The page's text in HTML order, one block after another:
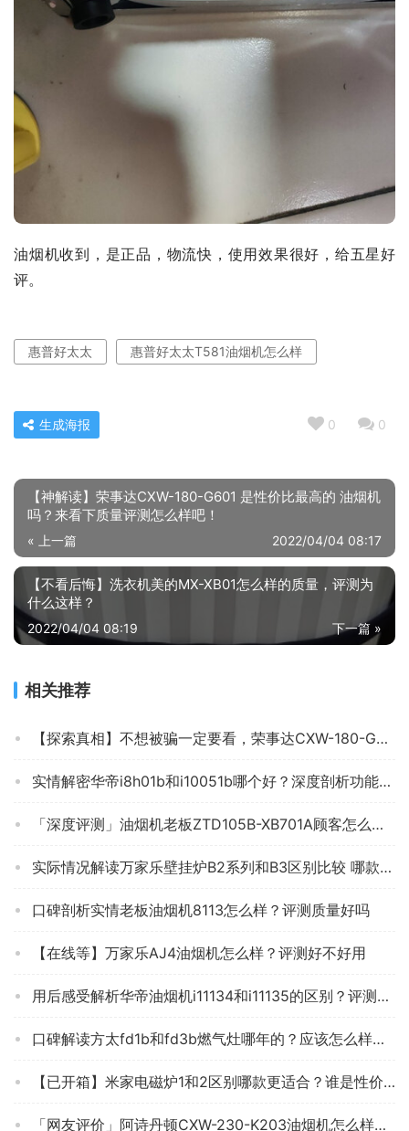
油烟机收到，是正品，物流快，使用效果很好，给五星好
评。
惠普好太太 惠普好太太T581油烟机怎么样
0 0
生成海报
【神解读】荣事达CXW-180-G601 是性价比最高的 油烟机
吗？来看下质量评测怎么样吧！
« 上一篇 2022/04/04 08:17
【不看后悔】洗衣机美的MX-XB01怎么样的质量，评测为
什么这样？
下一篇 »
2022/04/04 08:19
相关推荐
【探索真相】不想被骗一定要看，荣事达CXW-180-G601 油烟机 质量测评大曝光！怎么样？
实情解密华帝i8h01b和i10051b哪个好？深度剖析功能区别
「深度评测」油烟机老板ZTD105B-XB701A顾客怎么这样说？质量靠谱吗
实际情况解读万家乐壁挂炉B2系列和B3区别比较 哪款好？评测教你怎么选
口碑剖析实情老板油烟机8113怎么样？评测质量好吗
【在线等】万家乐AJ4油烟机怎么样？评测好不好用
用后感受解析华帝油烟机i11134和i11135的区别？评测哪一款功能更强大
口碑解读方太fd1b和fd3b燃气灶哪年的？应该怎么样选择
【已开箱】米家电磁炉1和2区别哪款更适合？谁是性价比之王
「网友评价」阿诗丹顿CXW-230-K203油烟机怎么样评测质量值得买吗？